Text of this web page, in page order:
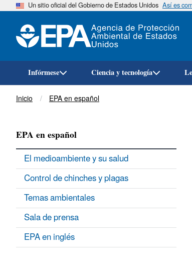
Un sitio oficial del Gobierno de Estados Unidos Así es
Infórmese Ciencia y tecnología
Breadcrumb
Inicio EPA en español
EPA en español
El medioambiente y su salud
Control de chinches y plagas
Temas ambientales
Sala de prensa
EPA en inglés